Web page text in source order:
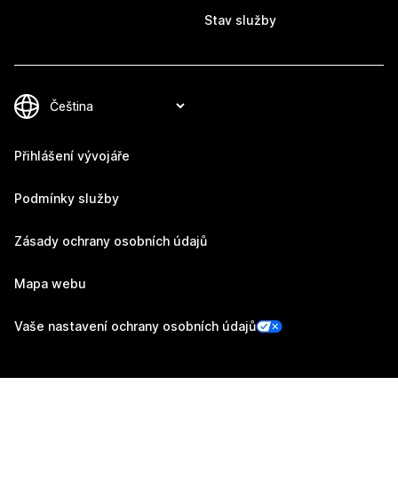
Stav služby
Přihlášení vývojáře
Podmínky služby
Zásady ochrany osobních údajů
Mapa webu
Vaše nastavení ochrany osobních údajů